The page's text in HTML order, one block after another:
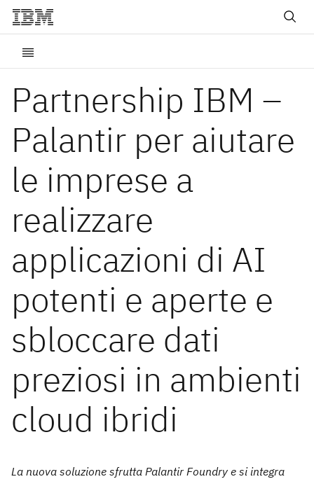
Partnership IBM –
Palantir per aiutare
le imprese a
realizzare
applicazioni di AI
potenti e aperte e
sbloccare dati
preziosi in ambienti
cloud ibridi
La nuova soluzione sfrutta Palantir Foundry e si integra